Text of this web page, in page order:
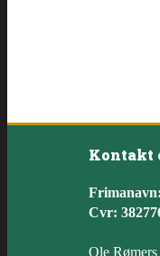
Kontakt
Cvr:
Ole